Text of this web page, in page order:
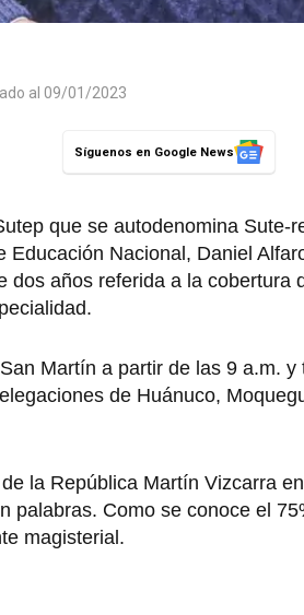
al 09/01/2023
Síguenos en Google News
que se autodenomina Sute-
Educación Nacional, Daniel
dos años referida a la cobertura
Martín a partir de las 9 a.m.
de Huánuco,
la República Martín Vizcarra
palabras. Como se conoce el
magisterial.